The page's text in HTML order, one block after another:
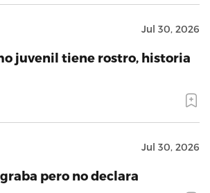
Jul 30, 2026
juvenil tiene rostro, historia
Jul 30, 2026
pero no declara